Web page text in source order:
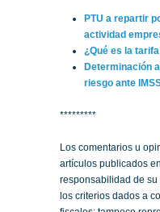
PTU a repartir
actividad
¿Qué es la
Determinación
riesgo ante
*********
Los comentarios u
artículos publicados
responsabilidad de
los criterios dados a